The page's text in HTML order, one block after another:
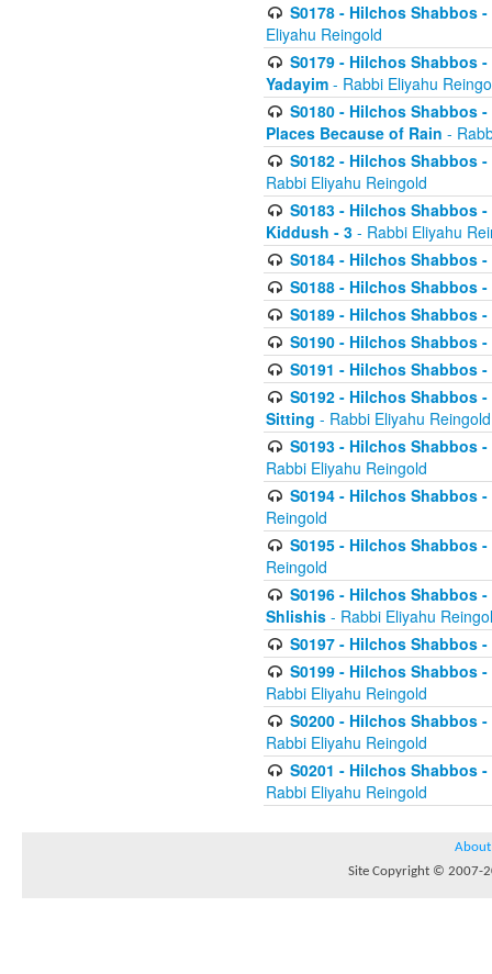
S0178 - Hilchos Shabbos
Eliyahu Reingold
S0179 - Hilchos Shabbos
Yadayim - Rabbi Eliyahu
S0180 - Hilchos Shabbos
Places Because of Rain -
S0182 - Hilchos Shabbos
Rabbi Eliyahu Reingold
S0183 - Hilchos Shabbos
Kiddush - 3 - Rabbi Eliyahu
S0184 - Hilchos Shabbos
S0188 - Hilchos Shabbos
S0189 - Hilchos Shabbos
S0190 - Hilchos Shabbos
S0191 - Hilchos Shabbos
S0192 - Hilchos Shabbos
Sitting - Rabbi Eliyahu Reingold
S0193 - Hilchos Shabbos
Rabbi Eliyahu Reingold
S0194 - Hilchos Shabbos
Reingold
S0195 - Hilchos Shabbos
Reingold
S0196 - Hilchos Shabbos
Shlishis - Rabbi Eliyahu
S0197 - Hilchos Shabbos
S0199 - Hilchos Shabbos
Rabbi Eliyahu Reingold
S0200 - Hilchos Shabbos
Rabbi Eliyahu Reingold
S0201 - Hilchos Shabbos
Rabbi Eliyahu Reingold
About
Site Copyright © 2007-